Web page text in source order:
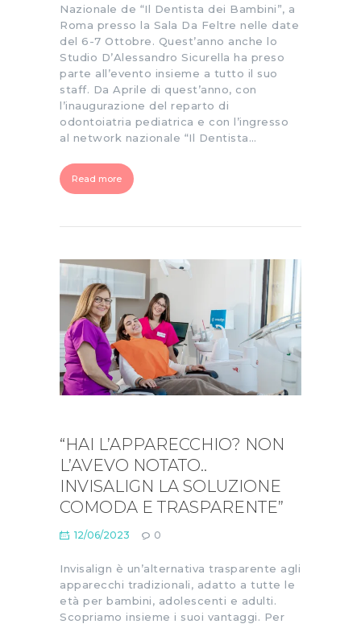
Nazionale de “Il Dentista dei Bambini”, a
Roma presso la Sala Da Feltre nelle date
del 6-7 Ottobre. Quest’anno anche lo
Studio D’Alessandro Sicurella ha preso
parte all’evento insieme a tutto il suo
staff. Da Aprile di quest’anno, con
l’inaugurazione del reparto di
odontoiatria pediatrica e con l’ingresso
al network nazionale “Il Dentista…
Read more
“HAI L’APPARECCHIO? NON
L’AVEVO NOTATO..
INVISALIGN LA SOLUZIONE
COMODA E TRASPARENTE”
12/06/2023 0
Invisalign è un’alternativa trasparente agli
apparecchi tradizionali, adatto a tutte le
età per bambini, adolescenti e adulti.
Scopriamo insieme i suoi vantaggi. Per